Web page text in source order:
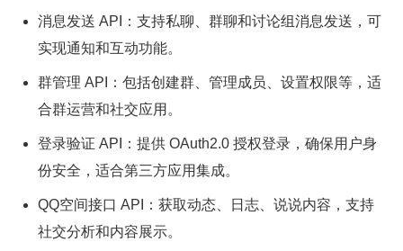
消息发送 API：支持私聊、群聊和讨论组消息发送，可
实现通知和互动功能。
群管理 API：包括创建群、管理成员、设置权限等，适
合群运营和社交应用。
登录验证 API：提供 OAuth2.0 授权登录，确保用户身
份安全，适合第三方应用集成。
QQ空间接口 API：获取动态、日志、说说内容，支持
社交分析和内容展示。